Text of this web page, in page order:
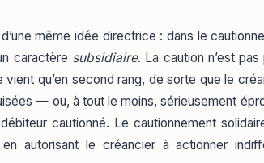
même idée directrice : dans le
caractère subsidiaire. La caution n’est
qu’en second rang, de sorte que le
— ou, à tout le moins, sérieusement
cautionné. Le cautionnement
autorisant le créancier à actionner